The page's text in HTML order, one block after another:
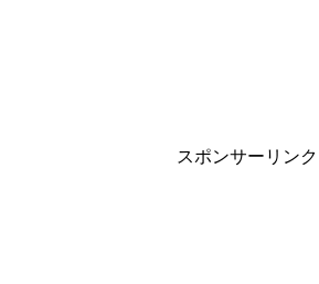
スポンサーリンク